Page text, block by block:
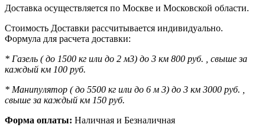
Доставка осуществляется по Москве и Московской области.
Стоимость Доставки рассчитывается индивидуально.
Формула для расчета доставки:
* Газель ( до 1500 кг или до 2 м3) до 3 км 800 руб. , свыше за
каждый км 100 руб.
* Манипулятор ( до 5500 кг или до 6 м 3) до 3 км 3000 руб. ,
свыше за каждый км 150 руб.
Форма оплаты: Наличная и Безналичная